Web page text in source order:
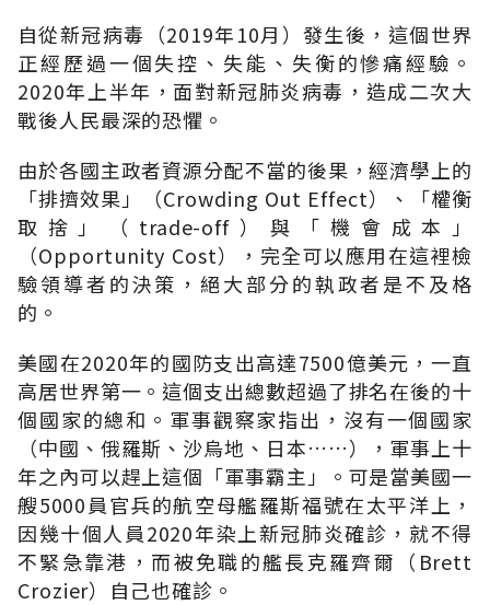
自從新冠病毒（2019年10月）發生後，這個世界
正經歷過一個失控、失能、失衡的慘痛經驗。
2020年上半年，面對新冠肺炎病毒，造成二次大
戰後人民最深的恐懼。
由於各國主政者資源分配不當的後果，經濟學上的
「排擠效果」（Crowding Out Effect）、「權衡
取捨」（ trade-off ）與「機會成本」
（Opportunity Cost），完全可以應用在這裡檢
驗領導者的決策，絕大部分的執政者是不及格
的。
美國在2020年的國防支出高達7500億美元，一直
高居世界第一。這個支出總數超過了排名在後的十
個國家的總和。軍事觀察家指出，沒有一個國家
（中國、俄羅斯、沙烏地、日本……），軍事上十
年之內可以趕上這個「軍事霸主」。可是當美國一
艘5000員官兵的航空母艦羅斯福號在太平洋上，
因幾十個人員2020年染上新冠肺炎確診，就不得
不緊急靠港，而被免職的艦長克羅齊爾（ Brett
Crozier）自己也確診。